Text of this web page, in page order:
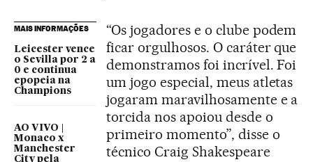
MAIS INFORMAÇÕES
Leicester vence
o Sevilla por 2 a
0 e continua
epopeia na
Champions
AO VIVO |
Monaco x
Manchester
City pela
“Os jogadores e o clube podem
ficar orgulhosos. O caráter que
demonstramos foi incrível. Foi
um jogo especial, meus atletas
jogaram maravilhosamente e a
torcida nos apoiou desde o
primeiro momento”, disse o
técnico Craig Shakespeare